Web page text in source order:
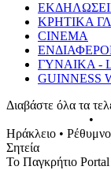
ΚΡΗΤΙΚΑ
CINEMA
ΓΥΝΑΙΚΑ -
GUINNESS
Διαβάστε όλα τα
•
Ηράκλειο • Ρέθυμνο
Σητεία
Το Παγκρήτιο